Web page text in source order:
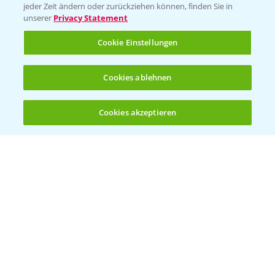
(noch 4)
Sammelstellen und Termine
Kontakt & Notfall
Beratung auf WhatsApp
+49 (0)174 346 564 1
jeder Zeit ändern oder zurückziehen können, finden Sie in
unserer Privacy Statement
Cookie Einstellungen
Cookies ablehnen
Cookies akzeptieren